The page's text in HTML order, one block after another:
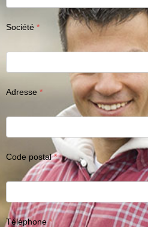
Société
Adresse
Code postal
Téléphone